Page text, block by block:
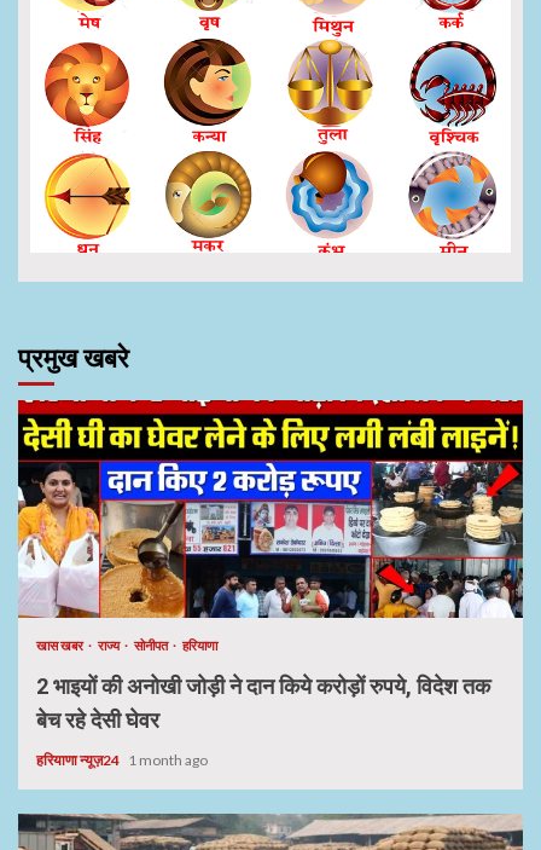
प्रमुख खबरे
खास खबर राज्य सोनीपत हरियाणा
2 भाइयों की अनोखी जोड़ी ने दान किये करोड़ों रुपये, विदेश तक
बेच रहे देसी घेवर
हरियाणा न्यूज़24 1 month ago